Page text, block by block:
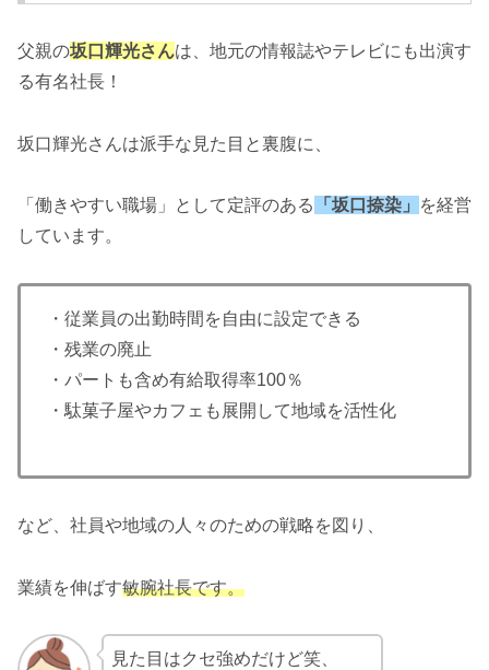
父親の坂口輝光さんは、地元の情報誌やテレビにも出演す
る有名社長！
坂口輝光さんは派手な見た目と裏腹に、
「働きやすい職場」として定評のある 「坂口捺染」
を経営
しています。
・従業員の出勤時間を自由に設定できる
・残業の廃止
・パートも含め有給取得率100％
・駄菓子屋やカフェも展開して地域を活性化
など、社員や地域の人々のための戦略を図り、
業績を伸ばす敏腕社長です。
見た目はクセ強めだけど笑、